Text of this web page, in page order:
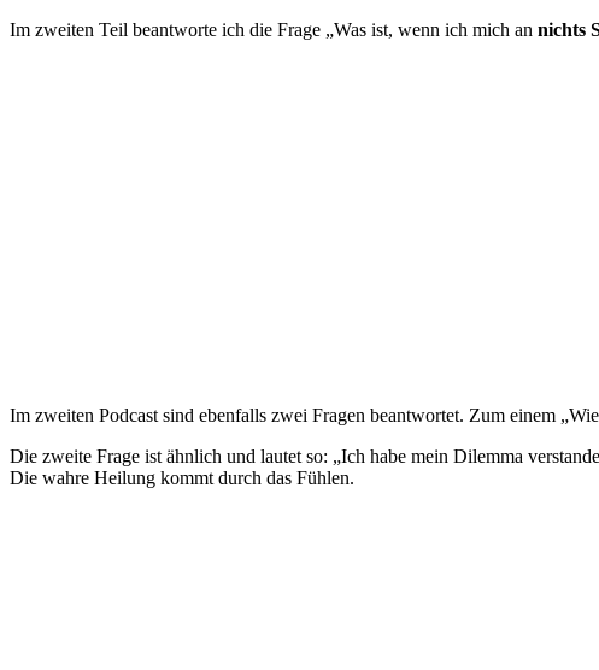
Im zweiten Teil beantworte ich die Frage „Was ist, wenn ich mich an nichts
Im zweiten Podcast sind ebenfalls zwei Fragen beantwortet. Zum einem
Die zweite Frage ist ähnlich und lautet so: „Ich habe mein Dilemma
Die wahre Heilung kommt durch das Fühlen.